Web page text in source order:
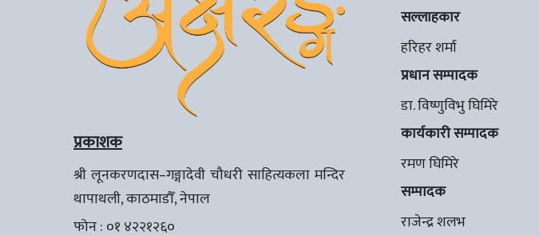
प्रकाशक
श्री लूनकरणदास–गङ्गादेवी चौधरी साहित्यकला मन्दिर
थापाथली, काठमाडौँ, नेपाल
फोन : ०१ ४२२१२६०
सल्लाहकार
हरिहर शर्मा
प्रधान सम्पादक
डा. विष्णुविभु घिमिरे
कार्यकारी सम्पादक
रमण घिमिरे
सम्पादक
राजेन्द्र शलभ